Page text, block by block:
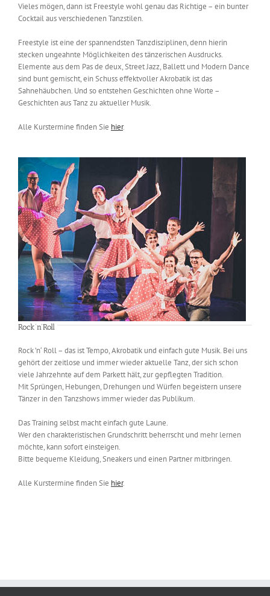
Vieles mögen, dann ist Freestyle wohl genau das Richtige – ein bunter
Cocktail aus verschiedenen Tanzstilen.
Freestyle ist eine der spannendsten Tanzdisziplinen, denn hierin
stecken ungeahnte Möglichkeiten des tänzerischen Ausdrucks.
Elemente aus dem Pas de deux, Street Jazz, Ballett und Modern Dance
sind bunt gemischt, ein Schuss effektvoller Akrobatik ist das
Sahnehäubchen. Und so entstehen Geschichten ohne Worte –
Geschichten aus Tanz zu aktueller Musik.
Alle Kurstermine finden Sie hier.
Rock’n’Roll
Rock ’n‘ Roll – das ist Tempo, Akrobatik und einfach gute Musik. Bei uns
gehört der zeitlose und immer wieder aktuelle Tanz, der sich schon
viele Jahrzehnte auf dem Parkett hält, zur gepflegten Tradition.
Mit Sprüngen, Hebungen, Drehungen und Würfen begeistern unsere
Tänzer in den Tanzshows immer wieder das Publikum.
Das Training selbst macht einfach gute Laune.
Wer den charakteristischen Grundschritt beherrscht und mehr lernen
möchte, kann sofort einsteigen.
Bitte bequeme Kleidung, Sneakers und einen Partner mitbringen.
Alle Kurstermine finden Sie hier.